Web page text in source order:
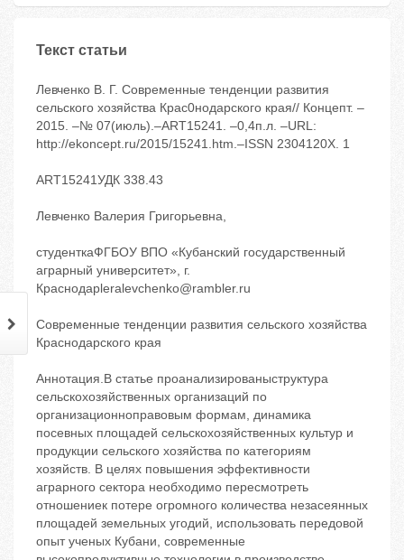
Текст статьи
Левченко В. Г. Современные тенденции развития
сельского хозяйства Крас0нодарского края// Концепт. –
2015. –№ 07(июль).–ART15241. –0,4п.л. –URL:
http://ekoncept.ru/2015/15241.htm.–ISSN 2304120X. 1
ART15241УДК 338.43
Левченко Валерия Григорьевна,
студенткаФГБОУ ВПО «Кубанский государственный
аграрный университет», г.
Краснодарleralevchenko@rambler.ru
Современные тенденции развития сельского хозяйства
Краснодарского края
Аннотация.В статье проанализированыструктура
сельскохозяйственных организаций по
организационноправовым формам, динамика
посевных площадей сельскохозяйственных культур и
продукции сельского хозяйства по категориям
хозяйств. В целях повышения эффективности
аграрного сектора необходимо пересмотреть
отношениек потере огромного количества незасеянных
площадей земельных угодий, использовать передовой
опыт ученых Кубани, современные